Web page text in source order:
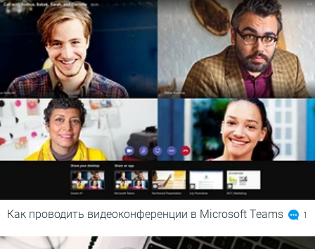
Как проводить видеоконференции в Microsoft Teams 1